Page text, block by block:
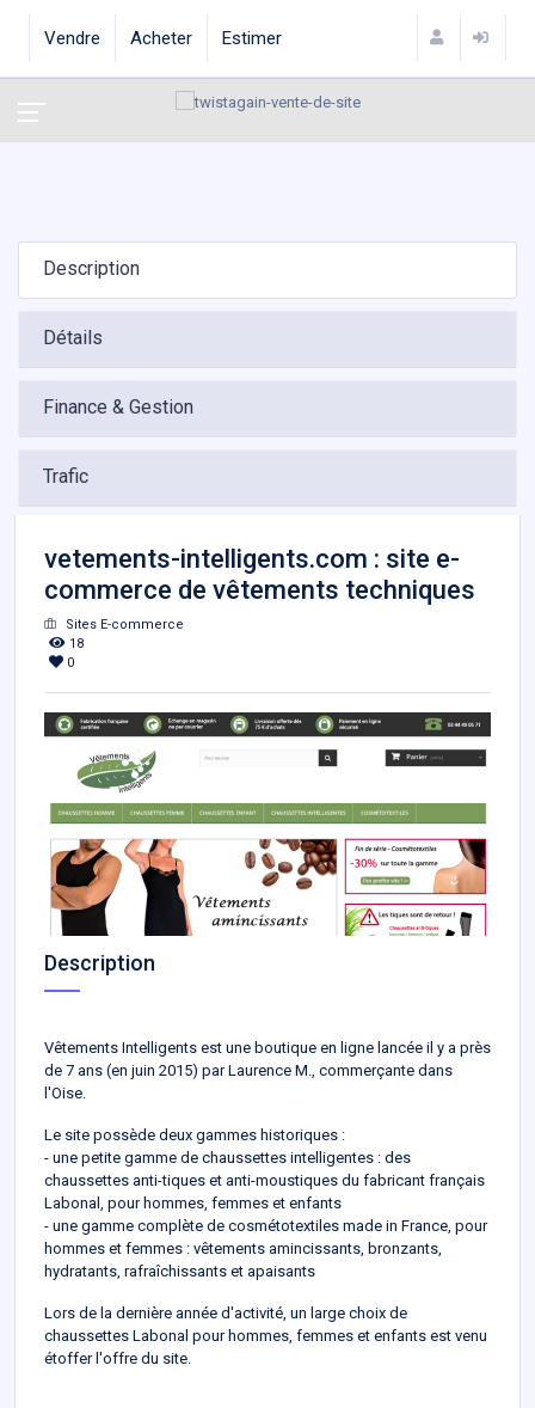
Vendre Acheter Estimer
Description
Détails
Finance & Gestion
Trafic
vetements-intelligents.com : site e-
commerce de vêtements techniques
Sites E-commerce
18
0
Description
Vêtements Intelligents est une boutique en ligne lancée il y a près
de 7 ans (en juin 2015) par Laurence M., commerçante dans
l'Oise.
Le site possède deux gammes historiques :
- une petite gamme de chaussettes intelligentes : des
chaussettes anti-tiques et anti-moustiques du fabricant français
Labonal, pour hommes, femmes et enfants
- une gamme complète de cosmétotextiles made in France, pour
hommes et femmes : vêtements amincissants, bronzants,
hydratants, rafraîchissants et apaisants
Lors de la dernière année d'activité, un large choix de
chaussettes Labonal pour hommes, femmes et enfants est venu
étoffer l'offre du site.